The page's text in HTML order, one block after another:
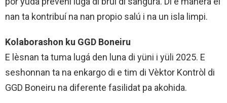
nan ta kontribuí na nan propio salú i na un isla limpi.
Kolaborashon ku GGD Boneiru
E lèsnan ta tuma lugá den luna di yüni i yüli 2025. E
seshonnan ta na enkargo di e tim di Vèktor Kontròl di
GGD Boneiru na diferente fasilidat pa akohida.